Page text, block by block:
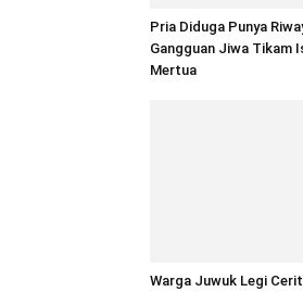
Pria Diduga Punya
Gangguan Jiwa Tikam
Mertua
Warga Juwuk Legi